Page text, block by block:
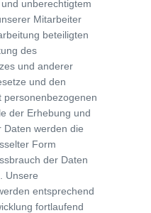
unberechtigtem
Mitarbeiter
beteiligten
des
und anderer
und den
personenbezogenen
der Erhebung und
Daten werden die
Form
der Daten
Unsere
entsprechend
fortlaufend